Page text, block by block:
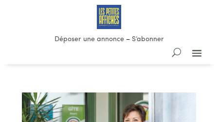
Déposer une annonce– S’abonner